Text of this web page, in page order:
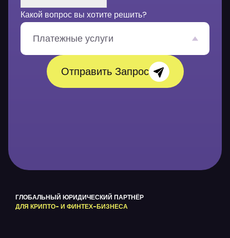
ГЛОБАЛЬНЫЙ ЮРИДИЧЕСКИЙ ПАРТНЁР
ДЛЯ КРИПТО- И ФИНТЕХ-БИЗНЕСА
е
н
и
*
Какой вопрос вы хотите решить?
Платежные услуги
Отправить Запрос